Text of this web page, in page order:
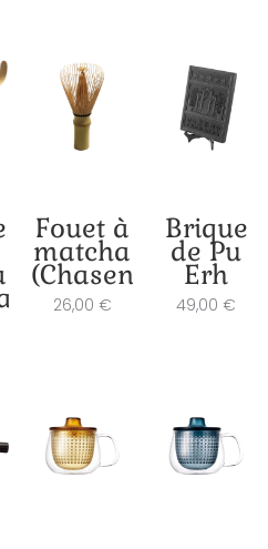
Fouet à
matcha
(Chasen)
26,00 €
Brique
de Pu
Erh
49,00 €